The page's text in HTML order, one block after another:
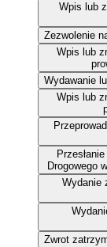
Wpis lub
Zezwolenie
Wpis lub
Wydawanie
Wpis lub
Drogowego
Wydanie
Zwrot